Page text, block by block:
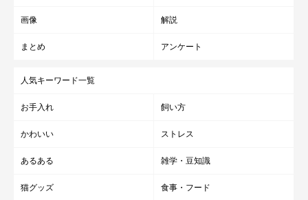
画像 解説
まとめ アンケート
人気キーワード一覧
お手入れ 飼い方
かわいい ストレス
あるある 雑学・豆知識
猫グッズ 食事・フード